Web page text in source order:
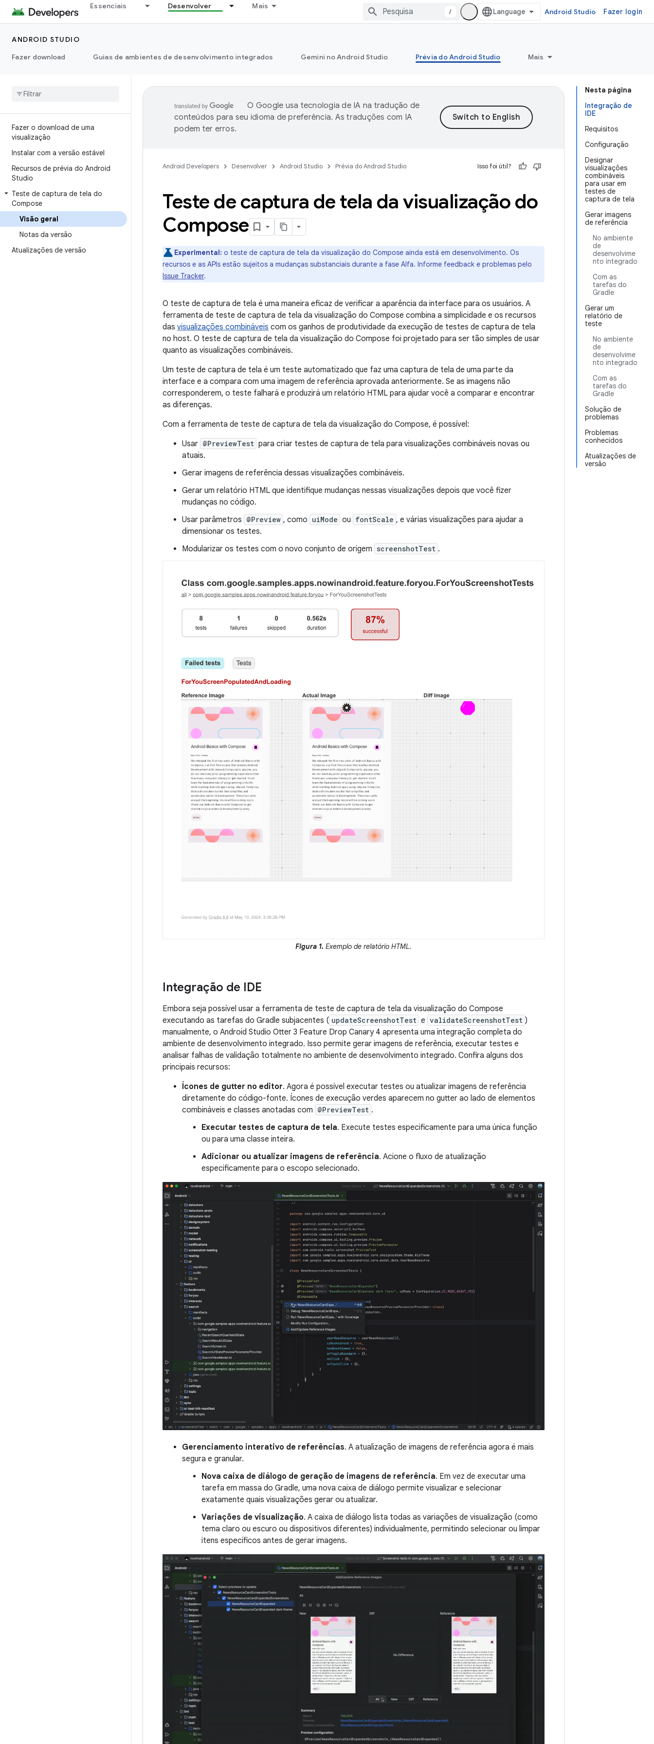
Essenciais Desenvolver Mais
/ Android Studio Fazer login
ANDROID STUDIO
Fazer download
Guias de ambientes de desenvolvimento integrados Gemini no Android Studio Prévia do Android Studio Mais
Fazer o download de uma
visualização
Instalar com a versão estável
Recursos de prévia do Android
Studio
Teste de captura de tela do
Compose
Visão geral
Notas da versão
Atualizações de versão
Nesta página
Integração de
IDE
Requisitos
Configuração
Designar
visualizações
combináveis
para usar em
testes de
captura de tela
Gerar imagens
de referência
No ambiente
de
desenvolvime
nto integrado
Com as
tarefas do
Gradle
Gerar um
relatório de
teste
No ambiente
de
desenvolvime
nto integrado
Com as
tarefas do
Gradle
Solução de
problemas
Problemas
conhecidos
Atualizações de
versão
O Google usa tecnologia de IA na tradução de
conteúdos para seu idioma de preferência. As traduções com IA
podem ter erros.
Android Developers Desenvolver Android Studio Prévia do Android Studio Isso foi útil?
Teste de captura de tela da visualização do
Compose
Experimental: o teste de captura de tela da visualização do Compose ainda está em desenvolvimento. Os
recursos e as APIs estão sujeitos a mudanças substanciais durante a fase Alfa. Informe feedback e problemas pelo
Issue Tracker.
O teste de captura de tela é uma maneira eficaz de verificar a aparência da interface para os usuários. A
ferramenta de teste de captura de tela da visualização do Compose combina a simplicidade e os recursos
das visualizações combináveis com os ganhos de produtividade da execução de testes de captura de tela
no host. O teste de captura de tela da visualização do Compose foi projetado para ser tão simples de usar
quanto as visualizações combináveis.
Um teste de captura de tela é um teste automatizado que faz uma captura de tela de uma parte da
interface e a compara com uma imagem de referência aprovada anteriormente. Se as imagens não
corresponderem, o teste falhará e produzirá um relatório HTML para ajudar você a comparar e encontrar
as diferenças.
Com a ferramenta de teste de captura de tela da visualização do Compose, é possível:
Usar @PreviewTest para criar testes de captura de tela para visualizações combináveis novas ou
atuais.
Gerar imagens de referência dessas visualizações combináveis.
Gerar um relatório HTML que identifique mudanças nessas visualizações depois que você fizer
mudanças no código.
Usar parâmetros @Preview , como uiMode ou fontScale , e várias visualizações para ajudar a
dimensionar os testes.
Modularizar os testes com o novo conjunto de origem screenshotTest .
Figura 1. Exemplo de relatório HTML.
Integração de IDE
Embora seja possível usar a ferramenta de teste de captura de tela da visualização do Compose
executando as tarefas do Gradle subjacentes ( updateScreenshotTest e validateScreenshotTest )
manualmente, o Android Studio Otter 3 Feature Drop Canary 4 apresenta uma integração completa do
ambiente de desenvolvimento integrado. Isso permite gerar imagens de referência, executar testes e
analisar falhas de validação totalmente no ambiente de desenvolvimento integrado. Confira alguns dos
principais recursos:
Ícones de gutter no editor. Agora é possível executar testes ou atualizar imagens de referência
diretamente do código-fonte. Ícones de execução verdes aparecem no gutter ao lado de elementos
combináveis e classes anotadas com @PreviewTest .
Executar testes de captura de tela. Execute testes especificamente para uma única função
ou para uma classe inteira.
Adicionar ou atualizar imagens de referência. Acione o fluxo de atualização
especificamente para o escopo selecionado.
Gerenciamento interativo de referências. A atualização de imagens de referência agora é mais
segura e granular.
Nova caixa de diálogo de geração de imagens de referência. Em vez de executar uma
tarefa em massa do Gradle, uma nova caixa de diálogo permite visualizar e selecionar
exatamente quais visualizações gerar ou atualizar.
Variações de visualização. A caixa de diálogo lista todas as variações de visualização (como
tema claro ou escuro ou dispositivos diferentes) individualmente, permitindo selecionar ou limpar
itens específicos antes de gerar imagens.